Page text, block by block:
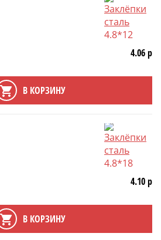
4.06 р
В КОРЗИНУ
4.10 р
В КОРЗИНУ